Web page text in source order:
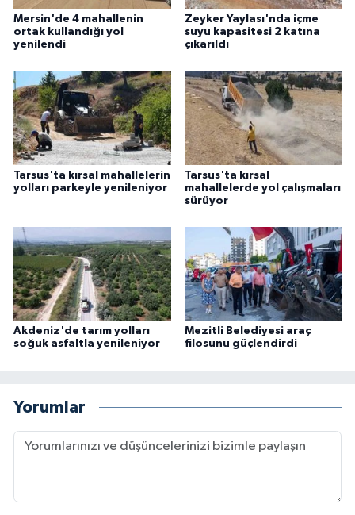
Mersin'de 4 mahallenin
ortak kullandığı yol
yenilendi
Zeyker Yaylası'nda içme
suyu kapasitesi 2 katına
çıkarıldı
Tarsus'ta kırsal mahallelerin
yolları parkeyle yenileniyor
Tarsus'ta kırsal
mahallelerde yol çalışmaları
sürüyor
Akdeniz'de tarım yolları
soğuk asfaltla yenileniyor
Mezitli Belediyesi araç
filosunu güçlendirdi
Yorumlar